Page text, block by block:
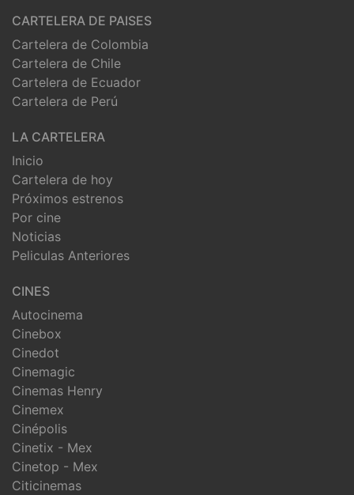
CARTELERA DE PAISES
Cartelera de Colombia
Cartelera de Chile
Cartelera de Ecuador
Cartelera de Perú
LA CARTELERA
Inicio
Cartelera de hoy
Próximos estrenos
Por cine
Noticias
Peliculas Anteriores
CINES
Autocinema
Cinebox
Cinedot
Cinemagic
Cinemas Henry
Cinemex
Cinépolis
Cinetix - Mex
Cinetop - Mex
Citicinemas